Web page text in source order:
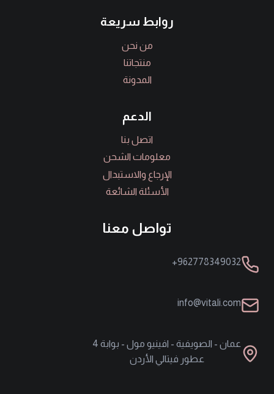
روابط سريعة
من نحن
منتجاتنا
المدونة
الدعم
اتصل بنا
معلومات الشحن
الإرجاع والاستبدال
الأسئلة الشائعة
تواصل معنا
962778349032+
info@vitali.com
عمان - الصويفية - افينيو مول - بوابة 4
عطور فيتالي الأردن